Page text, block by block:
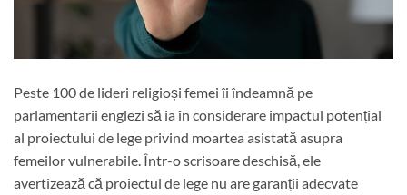
Peste 100 de lideri religioși femei îi îndeamnă pe
parlamentarii englezi să ia în considerare impactul potențial
al proiectului de lege privind moartea asistată asupra
femeilor vulnerabile. Într-o scrisoare deschisă, ele
avertizează că proiectul de lege nu are garanții adecvate